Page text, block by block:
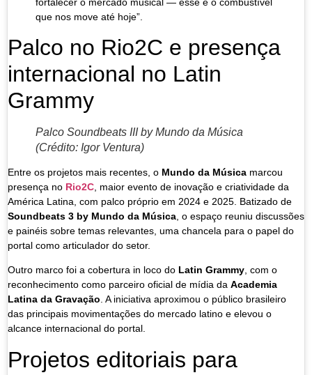
que nos move até hoje”.
Palco no Rio2C e presença
internacional no Latin
Grammy
Palco Soundbeats III by Mundo da Música
(Crédito: Igor Ventura)
Entre os projetos mais recentes, o Mundo da Música marcou
presença no Rio2C , maior evento de inovação e criatividade da
América Latina, com palco próprio em 2024 e 2025. Batizado de
Soundbeats 3 by Mundo da Música , o espaço reuniu discussões
e painéis sobre temas relevantes, uma chancela para o papel do
portal como articulador do setor.
Outro marco foi a cobertura in loco do Latin Grammy, com o
reconhecimento como parceiro oficial de mídia da Academia
Latina da Gravação. A iniciativa aproximou o público brasileiro
das principais movimentações do mercado latino e elevou o
alcance internacional do portal.
Projetos editoriais para